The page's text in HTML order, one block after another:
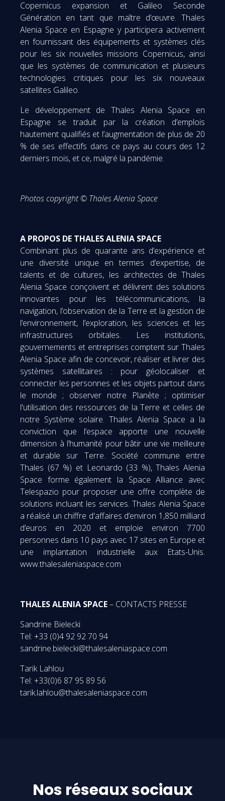
Copernicus expansion et Galileo Seconde
Génération en tant que maître d’œuvre. Thales
Alenia Space en Espagne y participera activement
en fournissant des équipements et systèmes clés
pour les six nouvelles missions Copernicus, ainsi
que les systèmes de communication et plusieurs
technologies critiques pour les six nouveaux
satellites Galileo.
Le développement de Thales Alenia Space en
Espagne se traduit par la création d’emplois
hautement qualifiés et l’augmentation de plus de 20
% de ses effectifs dans ce pays au cours des 12
derniers mois, et ce, malgré la pandémie.
Photos copyright © Thales Alenia Space
A PROPOS DE THALES ALENIA SPACE
Combinant plus de quarante ans d’expérience et
une diversité unique en termes d’expertise, de
talents et de cultures, les architectes de Thales
Alenia Space conçoivent et délivrent des solutions
innovantes pour les télécommunications, la
navigation, l’observation de la Terre et la gestion de
l’environnement, l’exploration, les sciences et les
infrastructures orbitales. Les institutions,
gouvernements et entreprises comptent sur Thales
Alenia Space afin de concevoir, réaliser et livrer des
systèmes satellitaires : pour géolocaliser et
connecter les personnes et les objets partout dans
le monde ; observer notre Planète ; optimiser
l'utilisation des ressources de la Terre et celles de
notre Système solaire. Thales Alenia Space a la
conviction que l’espace apporte une nouvelle
dimension à l’humanité pour bâtir une vie meilleure
et durable sur Terre. Société commune entre
Thales (67 %) et Leonardo (33 %), Thales Alenia
Space forme également la Space Alliance avec
Telespazio pour proposer une offre complète de
solutions incluant les services. Thales Alenia Space
a réalisé un chiffre d'affaires d’environ 1,850 milliard
d’euros en 2020 et emploie environ 7700
personnes dans 10 pays avec 17 sites en Europe et
une implantation industrielle aux Etats-Unis.
www.thalesaleniaspace.com
THALES ALENIA SPACE– CONTACTS PRESSE
Sandrine Bielecki
Tel: +33 (0)4 92 92 70 94
sandrine.bielecki@thalesaleniaspace.com
Tarik Lahlou
Tel: +33(0)6 87 95 89 56
tarik.lahlou@thalesaleniaspace.com
Nos réseaux sociaux